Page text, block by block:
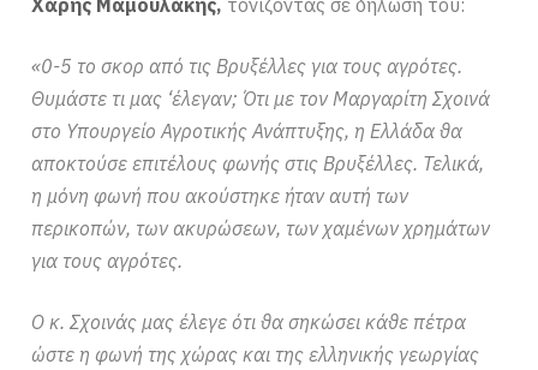
«0-5 το σκορ από τις Βρυξέλλες για τους αγρότες.
Θυμάστε τι μας ‘έλεγαν; Ότι με τον Μαργαρίτη Σχοινά
στο Υπουργείο Αγροτικής Ανάπτυξης, η Ελλάδα θα
αποκτούσε επιτέλους φωνής στις Βρυξέλλες. Τελικά,
η μόνη φωνή που ακούστηκε ήταν αυτή των
περικοπών, των ακυρώσεων, των χαμένων χρημάτων
για τους αγρότες.
Ο κ. Σχοινάς μας έλεγε ότι θα σηκώσει κάθε πέτρα
ώστε η φωνή της χώρας και της ελληνικής γεωργίας